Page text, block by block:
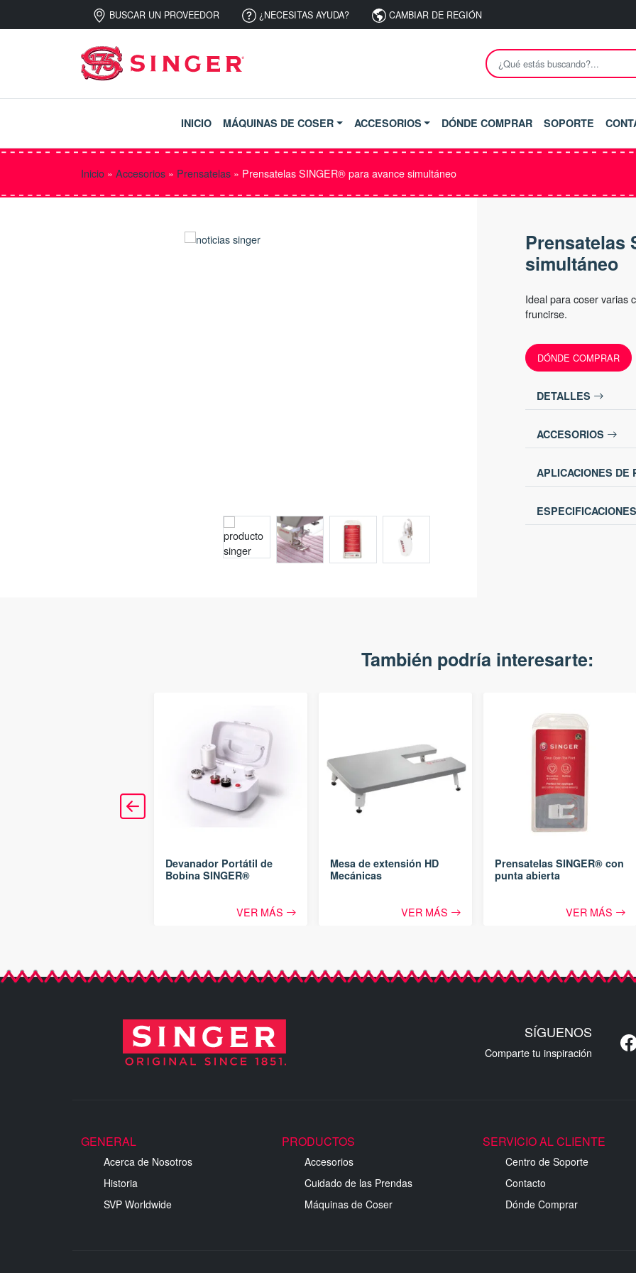
BUSCAR UN PROVEEDOR ¿NECESITAS AYUDA? CAMBIAR DE REGIÓN
INICIO MÁQUINAS DE COSER ACCESORIOS DÓNDE COMPRAR SOPORTE
Inicio » Accesorios » Prensatelas » Prensatelas SINGER® para avance simultáneo
Prensatelas
simultáneo
Ideal para coser varias
fruncirse.
DÓNDE COMPRAR
DETALLES
ACCESORIOS
APLICACIONES DE
ESPECIFICACIONES
También podría interesarte:
Devanador Portátil de
Bobina SINGER®
VER MÁS
Mesa de extensión HD
Mecánicas
VER MÁS
Prensatelas SINGER® con
punta abierta
VER MÁS
SÍGUENOS
Comparte tu inspiración
GENERAL
Acerca de Nosotros
Historia
SVP Worldwide
PRODUCTOS
Accesorios
Cuidado de las Prendas
Máquinas de Coser
SERVICIO AL CLIENTE
Centro de Soporte
Contacto
Dónde Comprar